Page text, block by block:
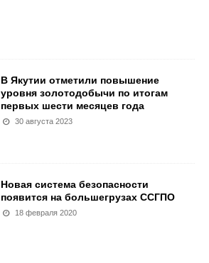
В Якутии отметили повышение
уровня золотодобычи по итогам
первых шести месяцев года
30 августа 2023
Новая система безопасности
появится на большегрузах ССГПО
18 февраля 2020